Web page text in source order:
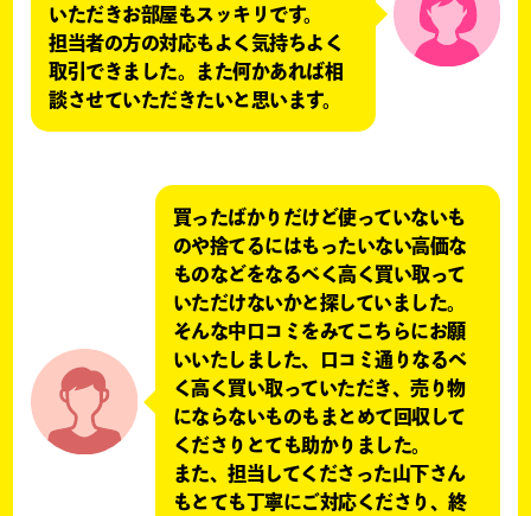
いただきお部屋もスッキリです。
担当者の方の対応もよく気持ちよく
取引できました。また何かあれば相
談させていただきたいと思います。
買ったばかりだけど使っていないも
のや捨てるにはもったいない高価な
ものなどをなるべく高く買い取って
いただけないかと探していました。
そんな中口コミをみてこちらにお願
いいたしました、口コミ通りなるべ
く高く買い取っていただき、売り物
にならないものもまとめて回収して
くださりとても助かりました。
また、担当してくださった山下さん
もとても丁寧にご対応くださり、終